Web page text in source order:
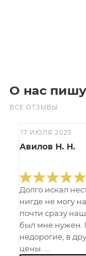
О нас
ВСЕ ОТЗЫВЫ
17 ИЮЛЯ 2025
Авилов Н. Н.
Долго искал
нигде не могу
почти сразу
был мне нужен.
недорогие, в
цены. ...